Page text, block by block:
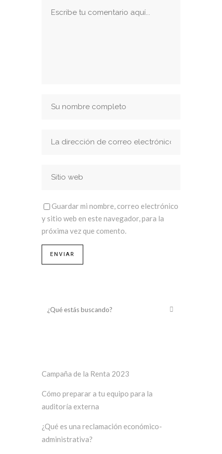
Guardar mi nombre, correo electrónico
y sitio web en este navegador, para la
próxima vez que comento.
Campaña de la Renta 2023
Cómo preparar a tu equipo para la
auditoría externa
¿Qué es una reclamación económico-
administrativa?